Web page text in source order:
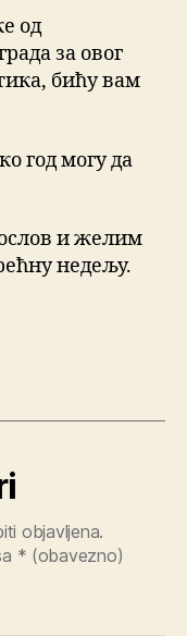
од
за овог
бићу вам
год могу да
и желим
недељу.
objavljena.
* (obavezno)